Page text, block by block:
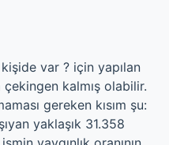
var ? için yapılan
kalmış olabilir.
gereken kısım şu:
yaklaşık 31.358